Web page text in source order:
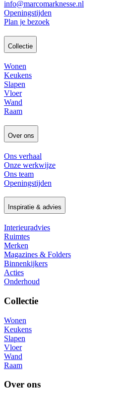
info@marcomarknesse.nl
Openingstijden
Plan je bezoek
Collectie
Wonen
Keukens
Slapen
Vloer
Wand
Raam
Over ons
Ons verhaal
Onze werkwijze
Ons team
Openingstijden
Inspiratie & advies
Interieuradvies
Ruimtes
Merken
Magazines & Folders
Binnenkijkers
Acties
Onderhoud
Collectie
Wonen
Keukens
Slapen
Vloer
Wand
Raam
Over ons